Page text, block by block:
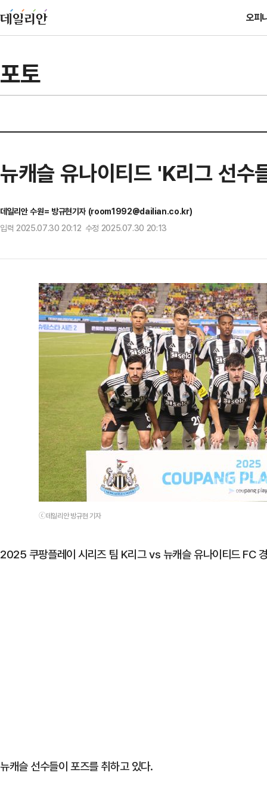
오피
포토
뉴캐슬 유나이티드 'K리그 선수
데일리안 수원= 방규현기자 (room1992@dailian.co.kr)
입력 2025.07.30 20:12 수정 2025.07.30 20:13
ⓒ데일리안 방규현 기자
2025 쿠팡플레이 시리즈 팀 K리그 vs 뉴캐슬 유나이티드 FC
뉴캐슬 선수들이 포즈를 취하고 있다.